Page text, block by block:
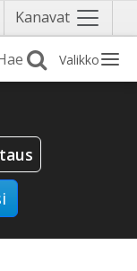
Kanavat Näytä
valikko
Valikko